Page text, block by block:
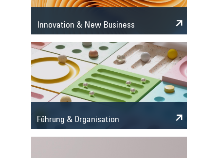
Innovation & New Business
Führung & Organisation